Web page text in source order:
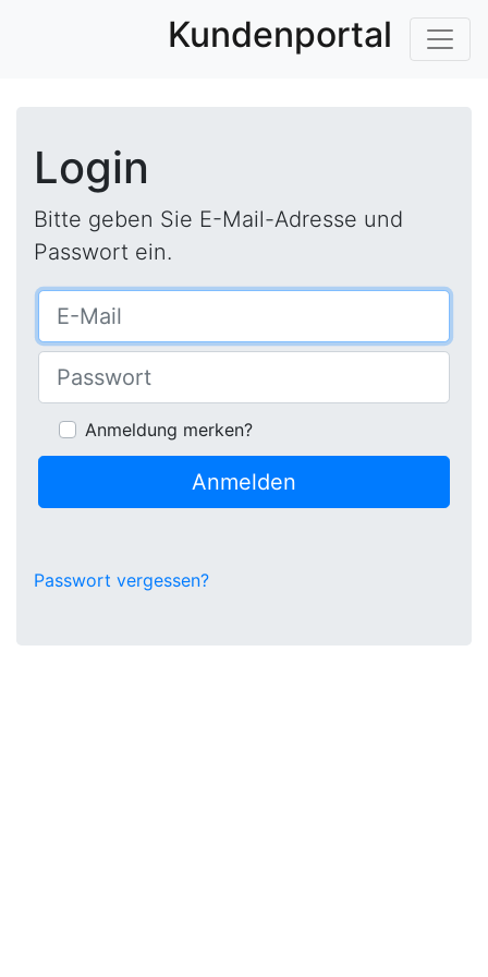
Kundenportal
Login
Bitte geben Sie E-Mail-Adresse und
Passwort ein.
Anmeldung merken?
Anmelden
Passwort vergessen?